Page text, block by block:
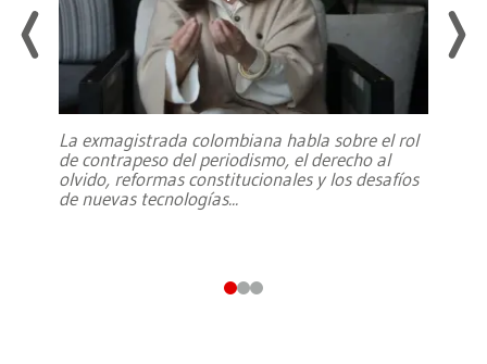
La exmagistrada colombiana habla sobre el rol
de contrapeso del periodismo, el derecho al
olvido, reformas constitucionales y los desafíos
de nuevas tecnologías...